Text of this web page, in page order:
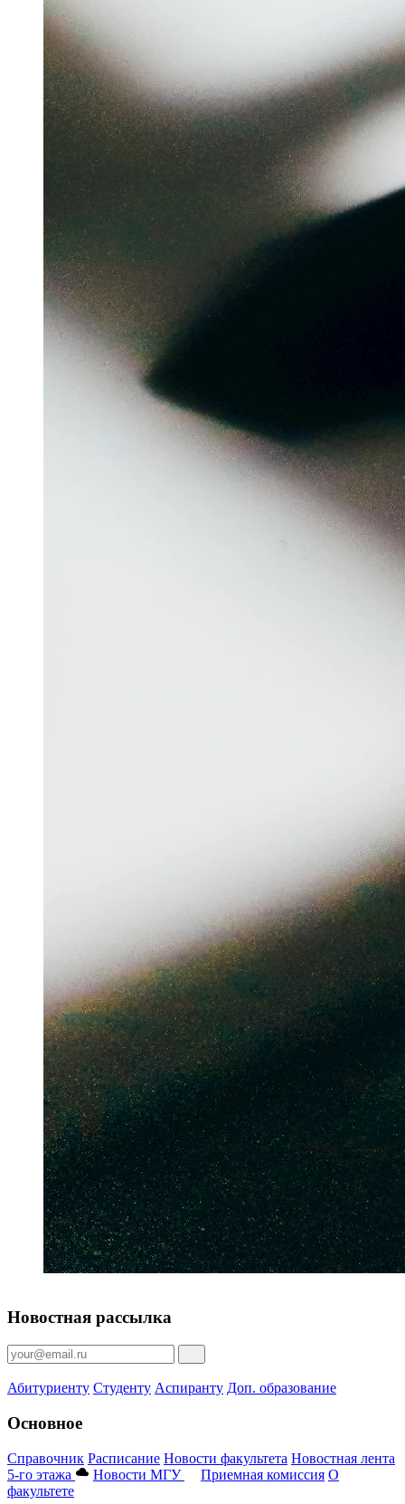
Новостная рассылка
Абитуриенту Студенту Аспиранту Доп. образование
Основное
Справочник Расписание Новости факультета Новостная лента
5-го этажа
Новости МГУ Приемная комиссия О
факультете